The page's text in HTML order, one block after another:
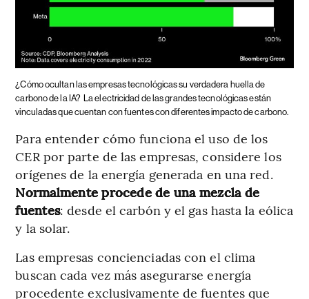
¿Cómo ocultan las empresas tecnológicas su verdadera huella de
carbono de la IA? La electricidad de las grandes tecnológicas están
vinculadas que cuentan con fuentes con diferentes impacto de carbono.
Para entender cómo funciona el uso de los
CER por parte de las empresas, considere los
orígenes de la energía generada en una red.
Normalmente procede de una mezcla de
fuentes: desde el carbón y el gas hasta la eólica
y la solar.
Las empresas concienciadas con el clima
buscan cada vez más asegurarse energía
procedente exclusivamente de fuentes que